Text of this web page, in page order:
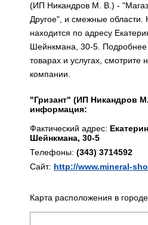
(ИП Никандров М. В.) -
Другое", и смежные области.
находится по адресу
Шейнкмана, 30-5. Подробнее
товарах и услугах, смотрите
компании.
"Гризант" (ИП Никандров
информация:
Фактический адрес:
Шейнкмана, 30-5
Телефоны: (343) 3714592
Сайт: http://www.mineral-
Карта расположения в